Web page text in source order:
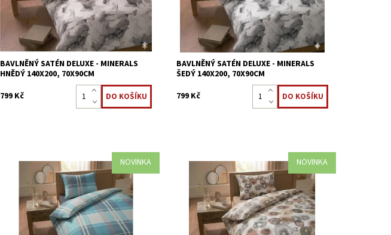
Kód:
8595248438927
BAVLNĚNÝ SATÉN DELUXE - MINERALS
HNĚDÝ 140X200, 70X90CM
799 Kč
Kód:
8595248438873
BAVLNĚNÝ SATÉN DELUXE - MINERALS
ŠEDÝ 140X200, 70X90CM
799 Kč
NOVINKA
Saténové povlečení z nejjemnější 100%
bavlny, na dotek příjemné. Jarní motiv
Saténová úprava Zipové zapínání
Dostupnost:
Skladem >5 ks
8595248438996
NOVINKA
Saténové povlečení z nejjemnější 100%
bavlny, na dotek příjemné. Přírodní motiv
Saténová úprava Zipové zapínání
Dostupnost:
Skladem >5 ks
8595248438972